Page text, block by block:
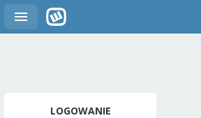
LOGOWANIE